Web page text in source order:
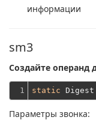
информации
sm3
Создайте операнд
1 static
Параметры звонка: